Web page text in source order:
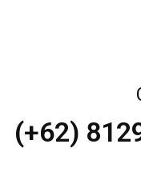
(+62)